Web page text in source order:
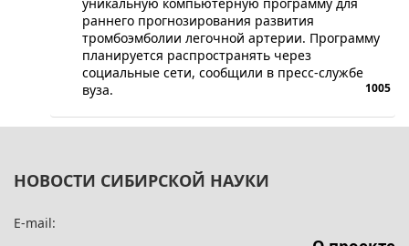
уникальную компьютерную программу для
раннего прогнозирования развития
тромбоэмболии легочной артерии. Программу
планируется распространять через
социальные сети, сообщили в пресс-службе
вуза.
1005
НОВОСТИ СИБИРСКОЙ НАУКИ
E-mail: